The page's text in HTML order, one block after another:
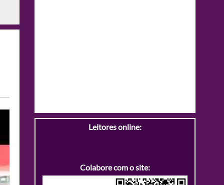
Leitores online:
Colabore com o site: